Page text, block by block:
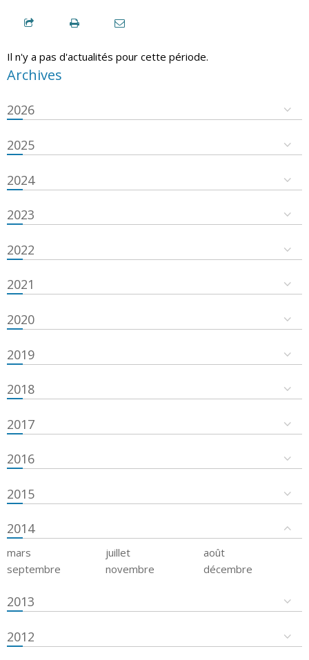
Il n'y a pas d'actualités pour cette période.
Archives
2026
2025
2024
2023
2022
2021
2020
2019
2018
2017
2016
2015
2014
mars juillet
août
septembre
novembre décembre
2013
2012